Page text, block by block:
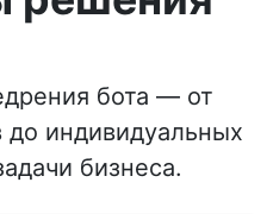
бота — от
индивидуальных
бизнеса.